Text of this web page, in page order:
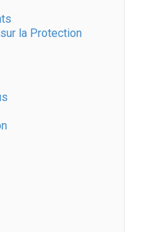
la Protection